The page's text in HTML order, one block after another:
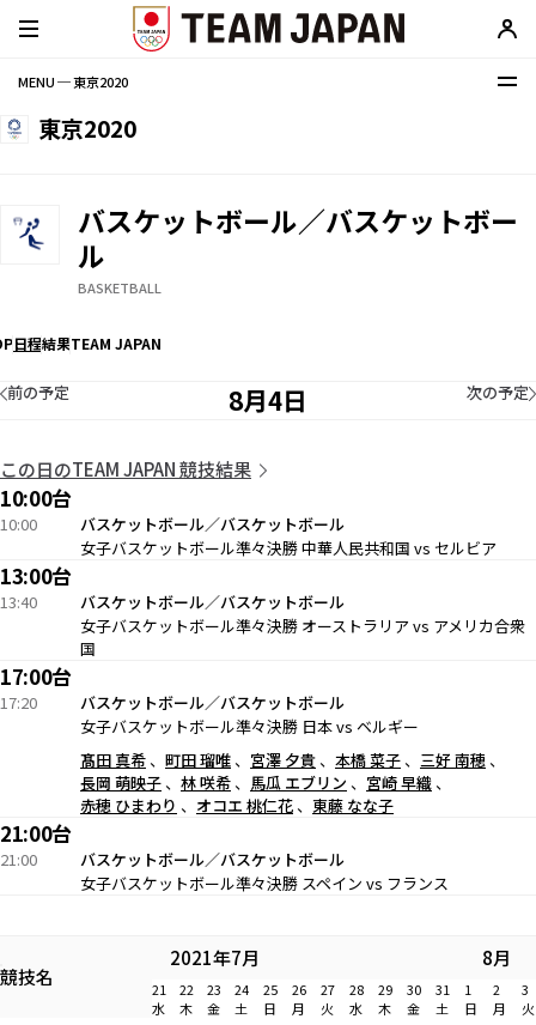
MENU ─ 東京2020
東京2020
バスケットボール／バスケットボー
ル
BASKETBALL
日程結果TEAM JAPAN
8月4日
前の予定 次の予定
この日のTEAM JAPAN 競技結果
10:00台
10:00
バスケットボール／バスケットボール
女子バスケットボール準々決勝 中華人民共和国 vs セルビア
13:00台
13:40
バスケットボール／バスケットボール
女子バスケットボール準々決勝 オーストラリア vs アメリカ合衆
国
17:00台
17:20
バスケットボール／バスケットボール
女子バスケットボール準々決勝 日本 vs ベルギー
髙田 真希
町田 瑠唯 宮澤 夕貴 本橋 菜子
三好 南穂
長岡 萌映子
林 咲希 馬瓜 エブリン
宮崎 早織
赤穂 ひまわり
オコエ 桃仁花 東藤 なな子
21:00台
21:00
バスケットボール／バスケットボール
女子バスケットボール準々決勝 スペイン vs フランス
競技名
2021年7月 8月
21 22 23 24 25 26 27 28 29 30 31 1 2
3
水
木 金 土 日 月 火 水 木 金 土 日 月 火